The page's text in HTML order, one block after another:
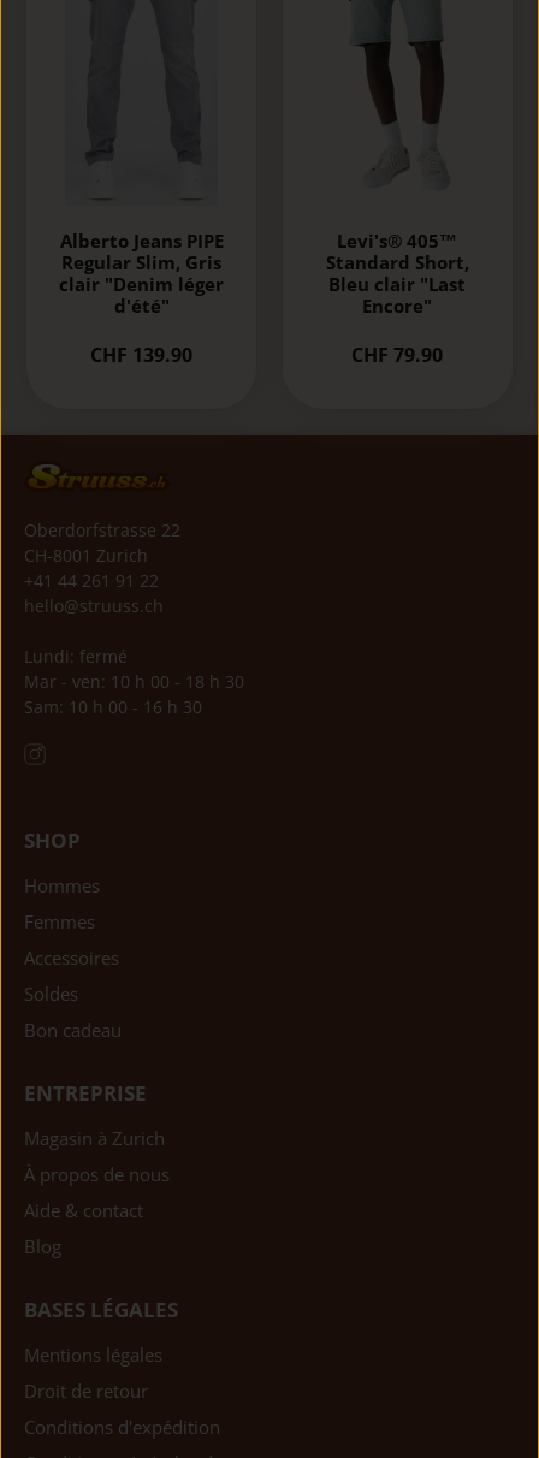
Alberto Jeans PIPE
Regular Slim, Gris
clair "Denim léger
d'été"
CHF 139.90
Levi's® 405™
Standard Short,
Bleu clair "Last
Encore"
CHF 79.90
Oberdorfstrasse 22
CH-8001 Zurich
+41 44 261 91 22
hello@struuss.ch
Lundi: fermé
Mar - ven: 10 h 00 - 18 h 30
Sam: 10 h 00 - 16 h 30
SHOP
Hommes
Femmes
Accessoires
Soldes
Bon cadeau
ENTREPRISE
Magasin à Zurich
À propos de nous
Aide & contact
Blog
BASES LÉGALES
Mentions légales
Droit de retour
Conditions d'expédition